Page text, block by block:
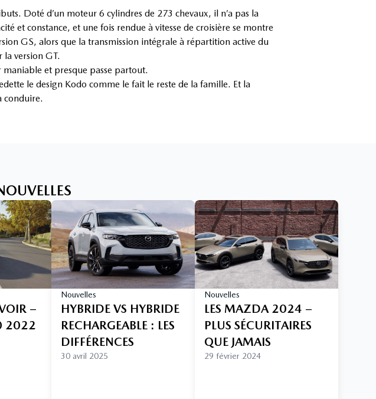
Doté d’un moteur 6 cylindres de 273 chevaux, il n’a pas la
et constance, et une fois rendue à vitesse de croisière se montre
GS, alors que la transmission intégrale à répartition active du
la version GT.
et presque passe partout.
le design Kodo comme le fait le reste de la famille. Et la
conduire.
–
2022
Nouvelles
HYBRIDE VS HYBRIDE
RECHARGEABLE : LES
DIFFÉRENCES
30 avril 2025
Nouvelles
LES MAZDA 2024 –
PLUS SÉCURITAIRES
QUE JAMAIS
29 février 2024